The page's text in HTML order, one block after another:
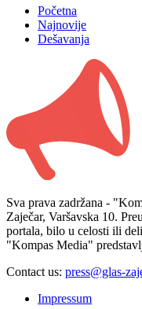
Početna
Najnovije
Dešavanja
Sva prava zadržana -
Zaječar, Varšavska 10.
portala, bilo u celosti ili
"Kompas Media"
Contact us: press@glas-
Impressum